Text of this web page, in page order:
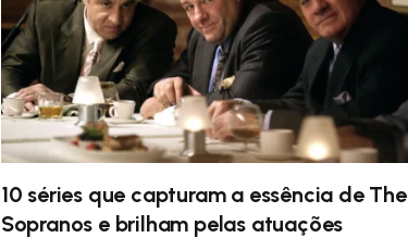
10 séries que capturam a essência de The
Sopranos e brilham pelas atuações